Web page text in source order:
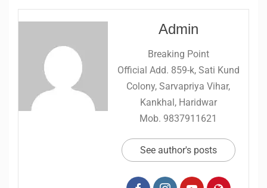
Admin
Breaking Point
Official Add. 859-k, Sati Kund
Colony, Sarvapriya Vihar,
Kankhal, Haridwar
Mob. 9837911621
See author's posts